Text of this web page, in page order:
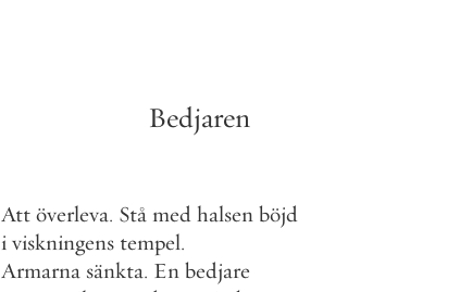
Bedjaren
Att överleva. Stå med halsen böjd
i viskningens tempel.
Armarna sänkta. En bedjare